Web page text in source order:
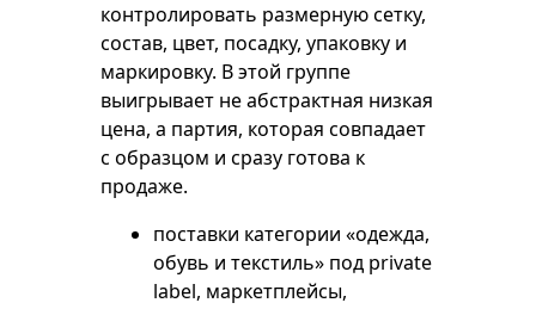
контролировать размерную сетку,
состав, цвет, посадку, упаковку и
маркировку. В этой группе
выигрывает не абстрактная низкая
цена, а партия, которая совпадает
с образцом и сразу готова к
продаже.
поставки категории «одежда,
обувь и текстиль» под private
label, маркетплейсы,